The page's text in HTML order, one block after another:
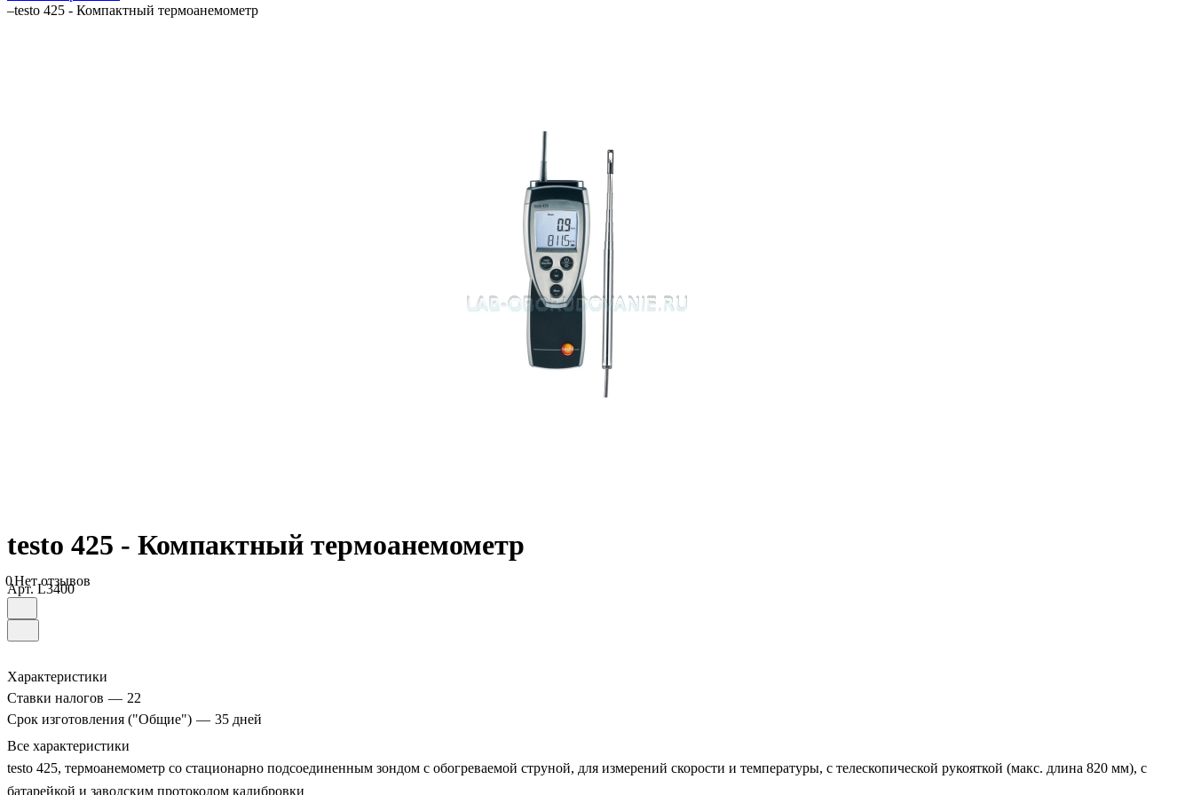
–testo 425 - Компактный термоанемометр
testo 425 - Компактный термоанемометр
0Нет отзывов
Арт.L3400
Характеристики
Ставки налогов — 22
Срок изготовления ("Общие") — 35 дней
Все характеристики
testo 425, термоанемометр со стационарно подсоединенным зондом с обогреваемой струной, для измерений скорости и температуры, с телескопической рукояткой (макс. длина 820 мм), с
батарейкой и заводским протоколом калибровки